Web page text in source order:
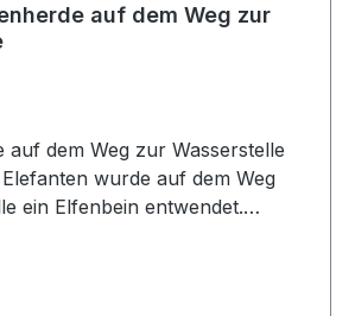
auf dem Weg zur
auf dem Weg zur Wasserstelle
wurde auf dem Weg
ein Elfenbein entwendet.